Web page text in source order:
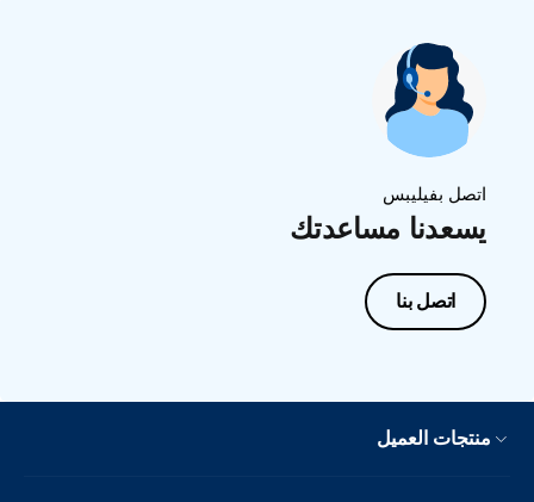
اتصل بفيليبس
يسعدنا مساعدتك
اتصل بنا
منتجات العميل